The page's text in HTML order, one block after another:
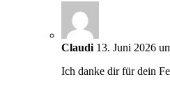
Claudi 13. Juni 2026
Ich danke dir für dein